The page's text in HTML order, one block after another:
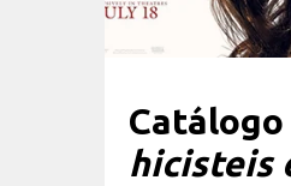
hicisteis